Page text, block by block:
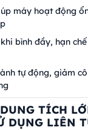
máy hoạt động
bình đầy, hạn
tự động, giảm
TÍCH
DỤNG LIÊN